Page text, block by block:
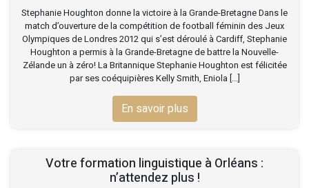
Stephanie Houghton donne la victoire à la Grande-Bretagne Dans le
match d’ouverture de la compétition de football féminin des Jeux
Olympiques de Londres 2012 qui s’est déroulé à Cardiff, Stephanie
Houghton a permis à la Grande-Bretagne de battre la Nouvelle-
Zélande un à zéro! La Britannique Stephanie Houghton est félicitée
par ses coéquipières Kelly Smith, Eniola [...]
En savoir plus
Votre formation linguistique à Orléans :
n’attendez plus !